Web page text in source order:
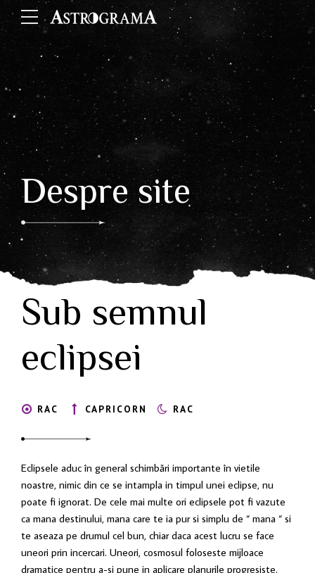
Despre site
Sub semnul
eclipsei
RAC CAPRICORN RAC
Eclipsele aduc în general schimbări importante în vietile
noastre, nimic din ce se intampla in timpul unei eclipse, nu
poate fi ignorat. De cele mai multe ori eclipsele pot fi vazute
ca mana destinului, mana care te ia pur si simplu de “ mana “ si
te aseaza pe drumul cel bun, chiar daca acest lucru se face
uneori prin incercari. Uneori, cosmosul foloseste mijloace
dramatice pentru a-si pune in aplicare planurile progresiste.